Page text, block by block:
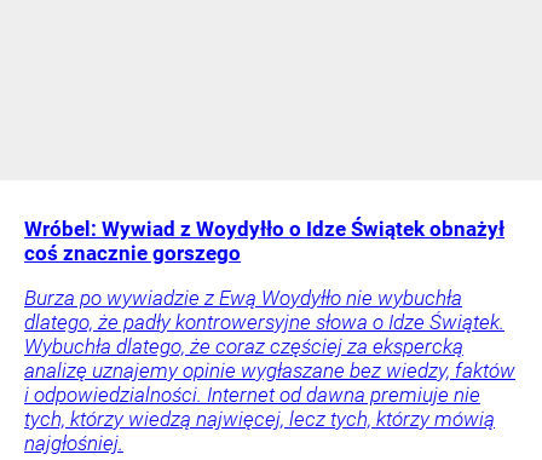
Wróbel: Wywiad z Woydyłło o Idze Świątek obnażył
coś znacznie gorszego
Burza po wywiadzie z Ewą Woydyłło nie wybuchła
dlatego, że padły kontrowersyjne słowa o Idze Świątek.
Wybuchła dlatego, że coraz częściej za ekspercką
analizę uznajemy opinie wygłaszane bez wiedzy, faktów
i odpowiedzialności. Internet od dawna premiuje nie
tych, którzy wiedzą najwięcej, lecz tych, którzy mówią
najgłośniej.